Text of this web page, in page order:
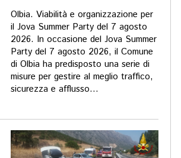
Olbia. Viabilità e organizzazione per
il Jova Summer Party del 7 agosto
2026. In occasione del Jova Summer
Party del 7 agosto 2026, il Comune
di Olbia ha predisposto una serie di
misure per gestire al meglio traffico,
sicurezza e afflusso...